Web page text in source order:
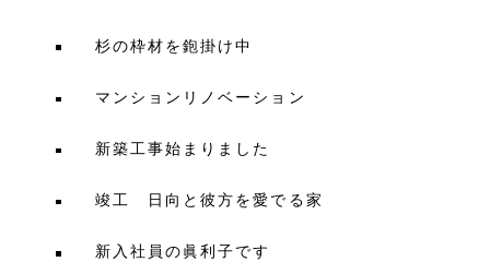
杉の枠材を鉋掛け中
マンションリノベーション
新築工事始まりました
竣工 日向と彼方を愛でる家
新入社員の眞利子です